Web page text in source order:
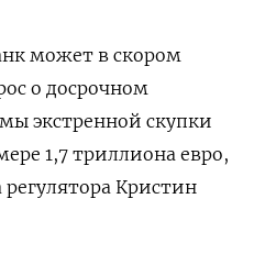
может в скором
о досрочном
экстренной скупки
1,7 триллиона евро,
регулятора Кристин